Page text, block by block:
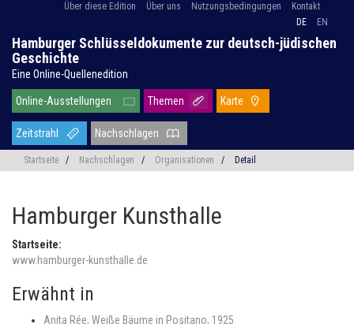
Über diese Edition Über uns Nutzungsbedingungen
Kontakt
DE
EN
Hamburger Schlüsseldokumente zur deutsch-jüdischen
Geschichte
Eine Online-Quellenedition
Online-Ausstellungen Themen Karte
Zeitstrahl Nachschlagen
Startseite / Nachschlagen / Organisationen / Detail
Hamburger Kunsthalle
Startseite:
www.hamburger-kunsthalle.de
Erwähnt in
Anita Rée, Weiße Bäume in Positano, 1925